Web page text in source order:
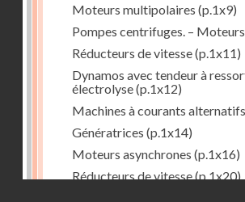
Moteurs multipolaires (p.1x9)
Pompes centrifuges. –
Réducteurs de vitesse(p.1x11)
Dynamos avec tendeur à
électrolyse(p.1x12)
Machines à courants alternatifs
Génératrices (p.1x14)
Moteurs asynchrones (p.1x16)
Réducteurs de vitesse(p.1x20)